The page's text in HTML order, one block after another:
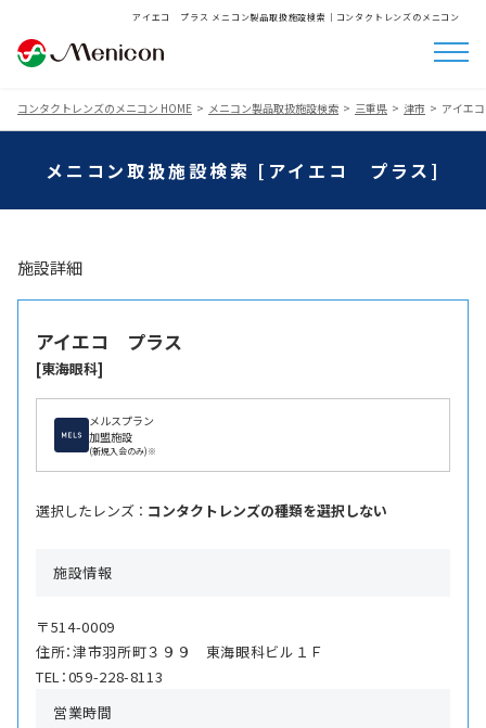
アイエコ プラス メニコン製品取扱施設検索│コンタクトレンズのメニコン
コンタクトレンズのメニコン HOME メニコン製品取扱施設検索 三重県 津市 アイエ
メニコン取扱施設検索 [アイエコ プラス]
施設詳細
アイエコ プラス
[東海眼科]
メルスプラン
加盟施設
(新規入会のみ)※
選択したレンズ ： コンタクトレンズの種類を選択しない
施設情報
〒514-0009
住所：津市羽所町３９９ 東海眼科ビル１Ｆ
TEL：059-228-8113
営業時間